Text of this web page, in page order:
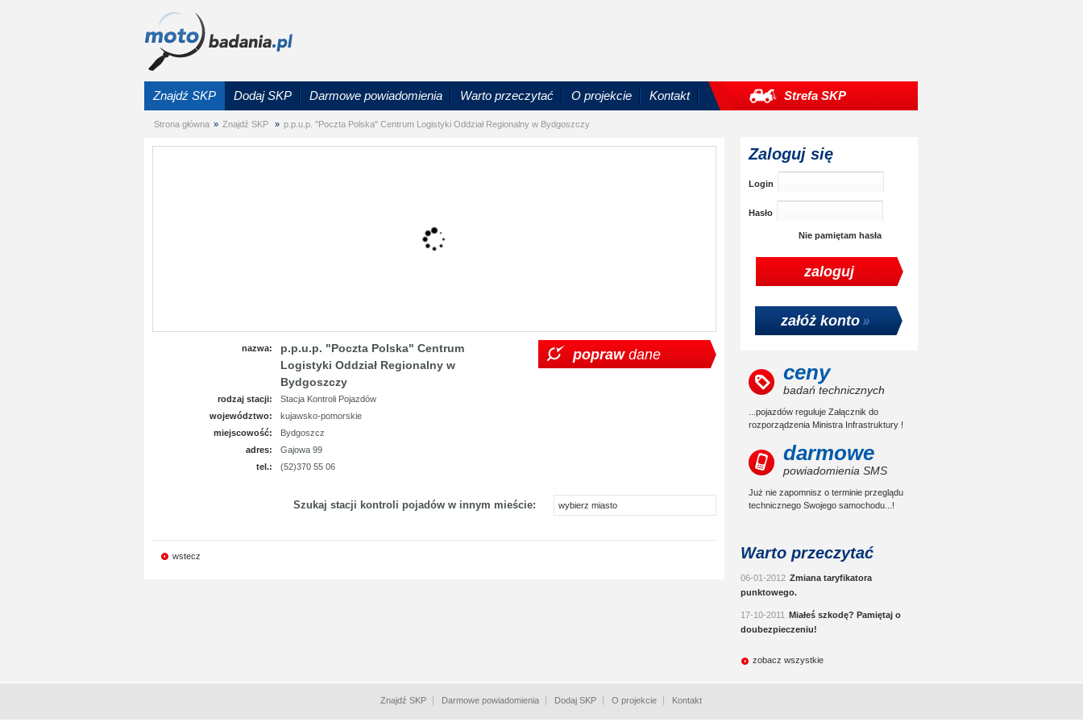
Znajdź SKP Dodaj SKP Darmowe powiadomienia Warto przeczytać O projekcie Kontakt Strefa SKP
Strona główna » Znajdź SKP » p.p.u.p. "Poczta Polska" Centrum Logistyki Oddział Regionalny w Bydgoszczy
nazwa:
p.p.u.p. "Poczta Polska" Centrum
Logistyki Oddział Regionalny w
Bydgoszczy
rodzaj stacji:
Stacja Kontroli Pojazdów
województwo:
kujawsko-pomorskie
miejscowość:
Bydgoszcz
adres:
Gajowa 99
tel.:
(52)370 55 06
poprawdane
Szukaj stacji kontroli pojadów w innym mieście: wybierz miasto
wstecz
Zaloguj się
Login
Hasło
Nie pamiętam hasła
załóż konto
ceny
badań technicznych
...pojazdów reguluje Załącznik do
rozporządzenia Ministra Infrastruktury !
darmowe
powiadomienia SMS
Już nie zapomnisz o terminie przeglądu
technicznego Swojego samochodu...!
Warto przeczytać
06-01-2012 Zmiana taryfikatora
punktowego.
17-10-2011 Miałeś szkodę? Pamiętaj o
doubezpieczeniu!
zobacz wszystkie
Znajdź SKP Darmowe powiadomienia Dodaj SKP O projekcie Kontakt